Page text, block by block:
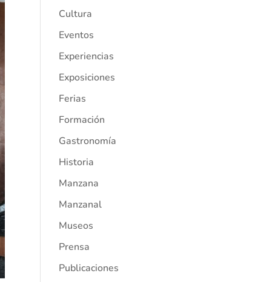
Cultura
Eventos
Experiencias
Exposiciones
Ferias
Formación
Gastronomía
Historia
Manzana
Manzanal
Museos
Prensa
Publicaciones